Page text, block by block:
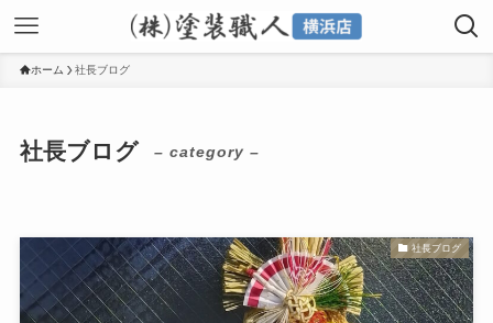
ホーム 社長ブログ
社長ブログ – category –
社長ブログ